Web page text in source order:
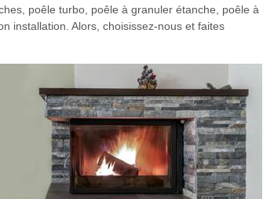
poêle turbo, poêle à granuler étanche, poêle à
installation. Alors, choisissez-nous et faites